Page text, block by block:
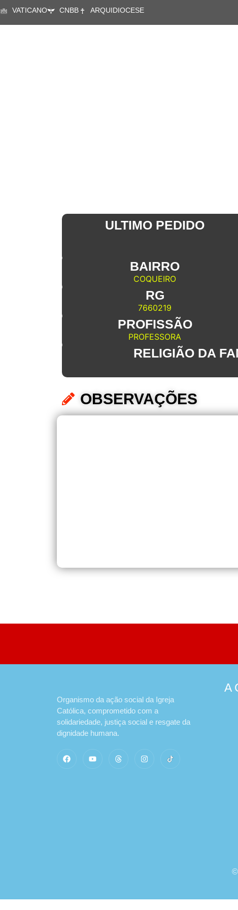
VATICANO CNBB ARQUIDIOCESE
ULTIMO PEDIDO
BAIRRO
COQUEIRO
RG
7660219
PROFISSÃO
PROFESSORA
RELIGIÃO DA
OBSERVAÇÕES
Organismo da ação social da Igreja
Católica, comprometido com a
solidariedade, justiça social e resgate da
dignidade humana.
A
©